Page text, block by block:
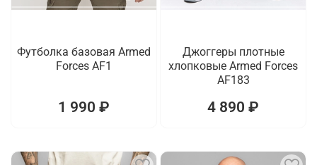
Футболка базовая Armed
Forces AF1
1 990 ₽
Джоггеры плотные
хлопковые Armed Forces
AF183
4 890 ₽